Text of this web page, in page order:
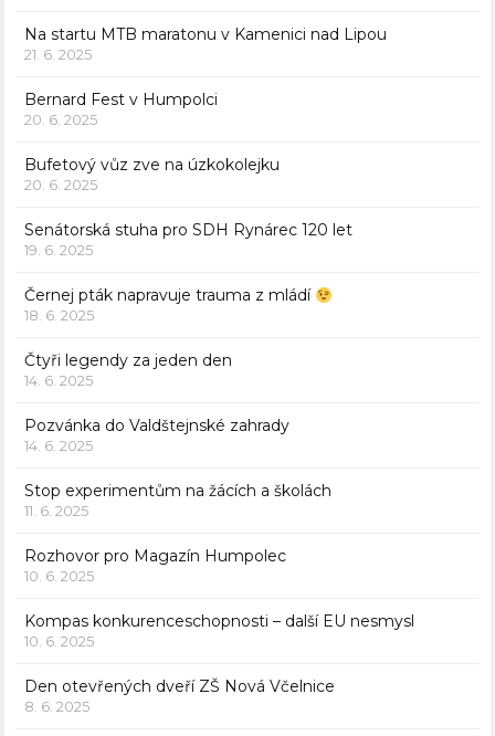
Na startu MTB maratonu v Kamenici nad Lipou
21. 6. 2025
Bernard Fest v Humpolci
20. 6. 2025
Bufetový vůz zve na úzkokolejku
20. 6. 2025
Senátorská stuha pro SDH Rynárec 120 let
19. 6. 2025
Černej pták napravuje trauma z mládí
18. 6. 2025
Čtyři legendy za jeden den
14. 6. 2025
Pozvánka do Valdštejnské zahrady
14. 6. 2025
Stop experimentům na žácích a školách
11. 6. 2025
Rozhovor pro Magazín Humpolec
10. 6. 2025
Kompas konkurenceschopnosti – další EU nesmysl
10. 6. 2025
Den otevřených dveří ZŠ Nová Včelnice
8. 6. 2025